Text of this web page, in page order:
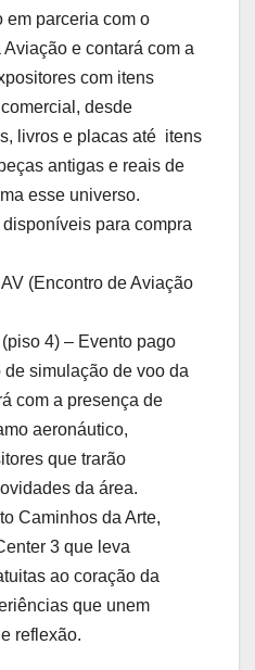
em parceria com o
e contará com a
com itens
desde
livros e placas até itens
antigas e reais de
esse universo.
para compra
(Encontro de Aviação
4) – Evento pago
simulação de voo da
com a presença de
aeronáutico,
que trarão
da área.
Caminhos da Arte,
3 que leva
ao coração da
que unem
reflexão.